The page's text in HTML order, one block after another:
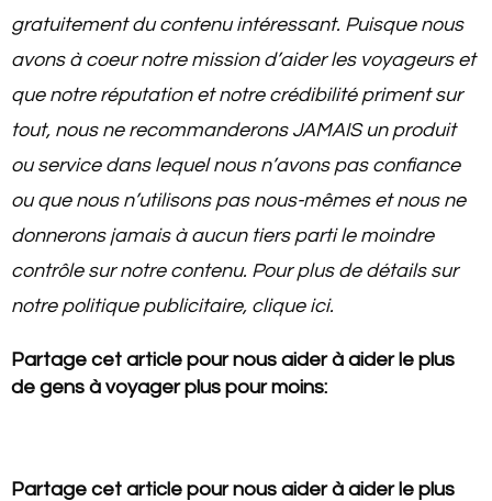
gratuitement du contenu intéressant. Puisque nous
avons à coeur notre mission d’aider les voyageurs et
que notre réputation et notre crédibilité priment sur
tout, nous ne recommanderons JAMAIS un produit
ou service dans lequel nous n’avons pas confiance
ou que nous n’utilisons pas nous-mêmes et nous ne
donnerons jamais à aucun tiers parti le moindre
contrôle sur notre contenu. Pour plus de détails sur
notre politique publicitaire, clique ici.
Partage cet article pour nous aider à aider le plus
de gens à voyager plus pour moins:
Partage cet article pour nous aider à aider le plus